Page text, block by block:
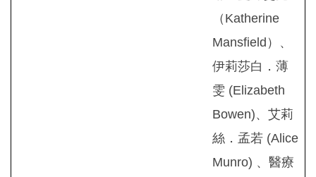
（Katherine
Mansfield）、
伊莉莎白．薄
雯 (Elizabeth
Bowen)、艾莉
絲．孟若 (Alice
Munro) 、醫療